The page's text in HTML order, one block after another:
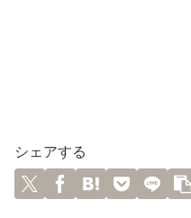
シェアする